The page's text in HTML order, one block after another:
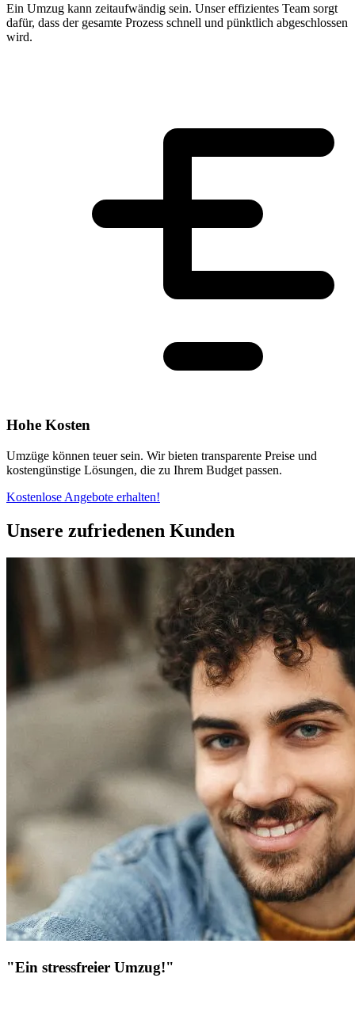
Ein Umzug kann zeitaufwändig sein. Unser effizientes Team sorgt
dafür, dass der gesamte Prozess schnell und pünktlich abgeschlossen
wird.
Hohe Kosten
Umzüge können teuer sein. Wir bieten transparente Preise und
kostengünstige Lösungen, die zu Ihrem Budget passen.
Kostenlose Angebote erhalten!
Unsere zufriedenen Kunden
"Ein stressfreier Umzug!"